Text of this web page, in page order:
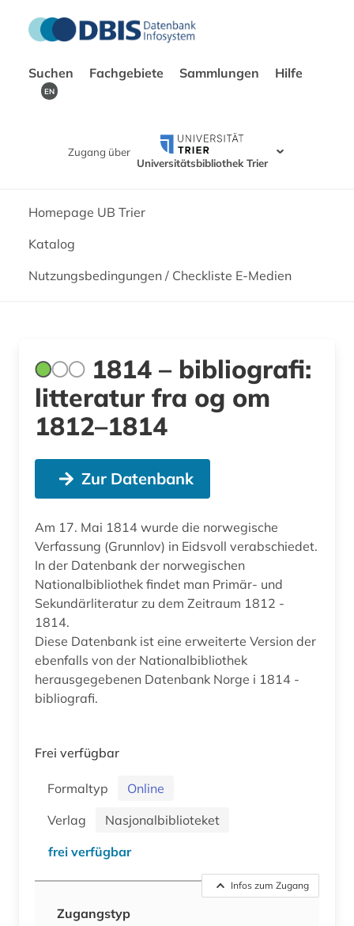
Suchen Fachgebiete Sammlungen Hilfe
EN
Zugang über
Universitätsbibliothek Trier
Homepage UB Trier
Katalog
Nutzungsbedingungen / Checkliste E-Medien
1814 – bibliografi:
litteratur fra og om
1812–1814
Zur Datenbank
Am 17. Mai 1814 wurde die norwegische
Verfassung (Grunnlov) in Eidsvoll verabschiedet.
In der Datenbank der norwegischen
Nationalbibliothek findet man Primär- und
Sekundärliteratur zu dem Zeitraum 1812 -
1814.
Diese Datenbank ist eine erweiterte Version der
ebenfalls von der Nationalbibliothek
herausgegebenen Datenbank Norge i 1814 -
bibliografi.
Frei verfügbar
Formaltyp
Online
Verlag
Nasjonalbiblioteket
frei verfügbar
Infos zum Zugang
Zugangstyp